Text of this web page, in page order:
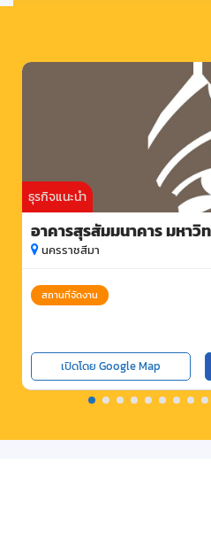
ธุรกิจแนะนำ
อาคารสุรสัมมนาคาร มหาวิ
นครราชสีมา
สถานที่จัดงาน
เปิดโดย Google Map